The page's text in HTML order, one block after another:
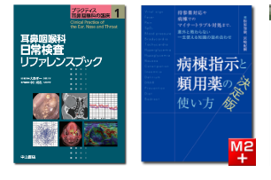
インフルエンザ （増田佐和子）
新型コロナウイルス感染症 （木村百合香）
内視鏡感染防御 （齋藤康一郎）
肺血栓塞栓症 （森 健太）
周術期の抗凝固療法 （高木妙子，木村丈司
造影剤の使い方 （神田知紀）
輸血 （島田覚生，江木盛時）
高齢者の薬物療法 （秋下雅弘）
妊産婦・授乳婦への投薬 （神田昌子，熊澤惠
Appendix 診療ガイドライン等の入手先一覧
4章 口腔・咽頭疾患
味覚障害 （任 智美）
急性咽頭炎・扁桃炎 （宇野芳史）
扁桃病巣疾患 （高原 幹）
Behcet病 （吉岡哲志）
口腔アレルギー症候群 （大澤陽子）
顎関節症 （明石昌也）
睡眠時無呼吸 （本間あや）